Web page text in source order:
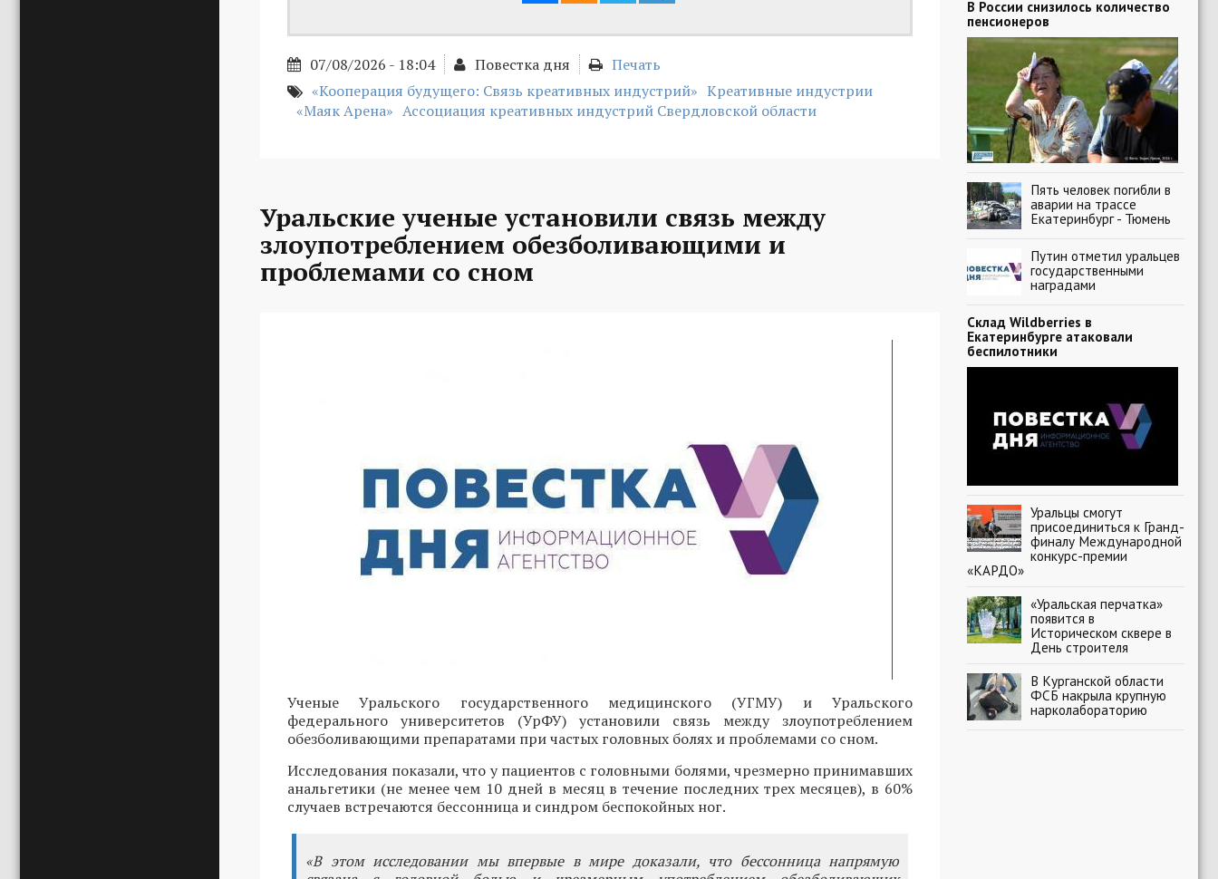
07/08/2026 - 18:04 Повестка дня
Печать
«Кооперация будущего: Связь креативных индустрий» Креативные индустрии
«Маяк Арена» Ассоциация креативных индустрий Свердловской области
Уральские ученые установили связь между
злоупотреблением обезболивающими и
проблемами со сном
Ученые Уральского государственного медицинского (УГМУ) и Уральского
федерального университетов (УрФУ) установили связь между злоупотреблением
обезболивающими препаратами при частых головных болях и проблемами со сном.
Исследования показали, что у пациентов с головными болями, чрезмерно принимавших
анальгетики (не менее чем 10 дней в месяц в течение последних трех месяцев), в 60%
случаев встречаются бессонница и синдром беспокойных ног.
«В этом исследовании мы впервые в мире доказали, что бессонница напрямую
В России снизилось количество
пенсионеров
Пять человек погибли в
аварии на трассе
Екатеринбург - Тюмень
Путин отметил уральцев
государственными
наградами
Склад Wildberries в
Екатеринбурге атаковали
беспилотники
Уральцы смогут
присоединиться к Гранд-
финалу Международной
конкурс-премии
«КАРДО»
«Уральская перчатка»
появится в
Историческом сквере в
День строителя
В Курганской области
ФСБ накрыла крупную
нарколабораторию